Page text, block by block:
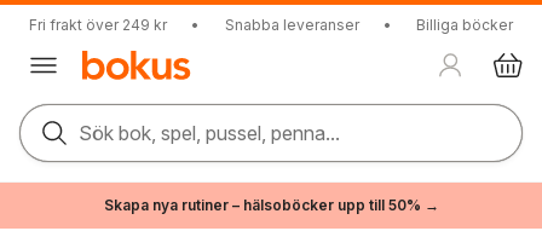
Fri frakt över 249 kr • Snabba leveranser • Billiga böcker
Sök bok, spel, pussel, penna...
Skapa nya rutiner – hälsoböcker upp till 50% →